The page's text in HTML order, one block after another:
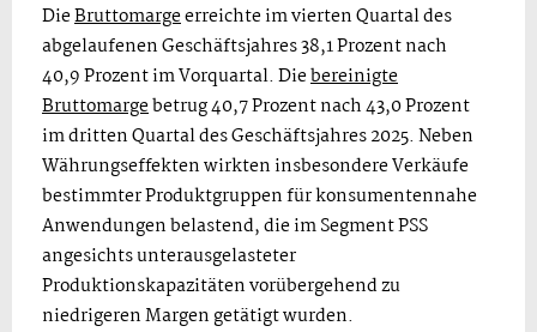
DieBruttomargeerreichte im vierten Quartal des
abgelaufenen Geschäftsjahres 38,1 Prozent nach
40,9 Prozent im Vorquartal. Diebereinigte
Bruttomargebetrug 40,7 Prozent nach 43,0 Prozent
im dritten Quartal des Geschäftsjahres 2025. Neben
Währungseffekten wirkten insbesondere Verkäufe
bestimmter Produktgruppen für konsumentennahe
Anwendungen belastend, die im Segment PSS
angesichts unterausgelasteter
Produktionskapazitäten vorübergehend zu
niedrigeren Margen getätigt wurden.